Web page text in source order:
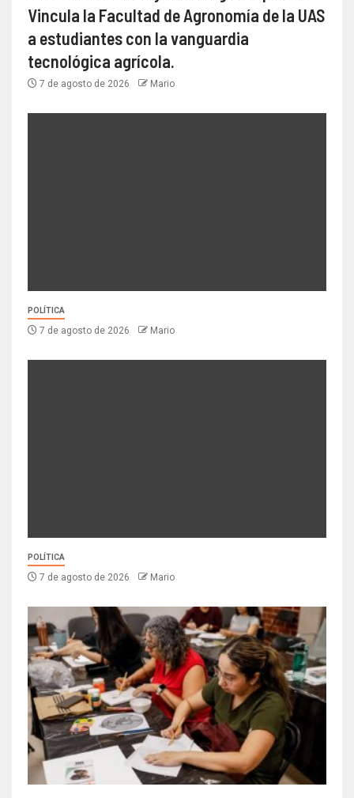
Vincula la Facultad de Agronomía de la UAS
a estudiantes con la vanguardia
tecnológica agrícola.
7 de agosto de 2026 Mario
POLÍTICA
7 de agosto de 2026 Mario
POLÍTICA
7 de agosto de 2026 Mario